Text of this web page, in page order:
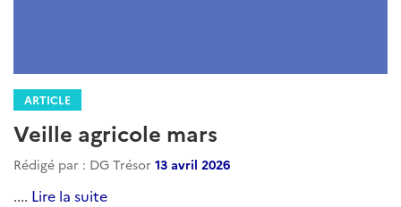
ARTICLE
Veille agricole mars
Rédigé par : DG Trésor 13 avril 2026
.... Lire la suite